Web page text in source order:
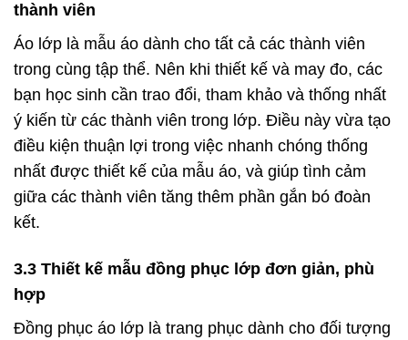
thành viên
Áo lớp là mẫu áo dành cho tất cả các thành viên
trong cùng tập thể. Nên khi thiết kế và may đo, các
bạn học sinh cần trao đổi, tham khảo và thống nhất
ý kiến từ các thành viên trong lớp. Điều này vừa tạo
điều kiện thuận lợi trong việc nhanh chóng thống
nhất được thiết kế của mẫu áo, và giúp tình cảm
giữa các thành viên tăng thêm phần gắn bó đoàn
kết.
3.3 Thiết kế mẫu đồng phục lớp đơn giản, phù
hợp
Đồng phục áo lớp là trang phục dành cho đối tượng